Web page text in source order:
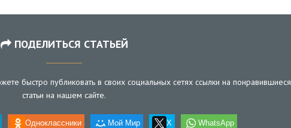
ПОДЕЛИТЬСЯ СТАТЬЕЙ
быстро публиковать в своих социальных сетях ссылки на понравившиеся
статьи на нашем сайте.
Одноклассники Мой Мир X WhatsApp